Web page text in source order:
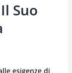
Suo
esigenze di